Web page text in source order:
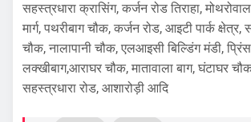
सहस्त्रधारा क्रासिंग, कर्जन रोड तिराहा,
मार्ग, पथरीबाग चौक, कर्जन रोड, आइटी पार्क क्षेत्र,
चौक, नालापानी चौक, एलआइसी बिल्डिंग मंडी,
लक्खीबाग,आराघर चौक, मातावाला बाग, घंटाघर
सहस्त्रधारा रोड, आशारोड़ी आदि